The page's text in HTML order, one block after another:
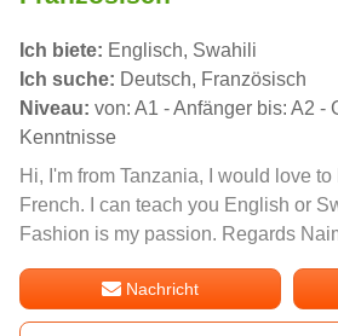
Ich biete: Englisch, Swahili
Ich suche: Deutsch, Französisch
Niveau: von: A1 - Anfänger bis: A2 -
Kenntnisse
Hi, I'm from Tanzania, I would love
French. I can teach you English or
Fashion is my passion. Regards
Nachricht